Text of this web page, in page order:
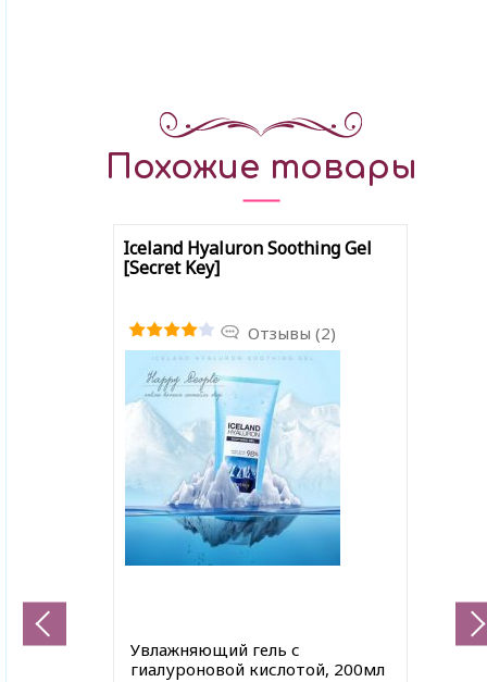
Похожие товары
Iceland Hyaluron Soothing Gel
[Secret Key]
Отзывы (2)
Увлажняющий гель с
гиалуроновой кислотой, 200мл